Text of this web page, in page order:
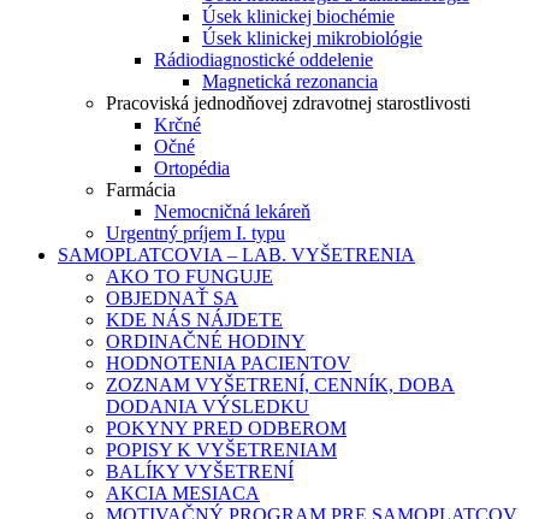
Úsek klinickej biochémie
Úsek klinickej mikrobiológie
Rádiodiagnostické oddelenie
Magnetická rezonancia
Pracoviská jednodňovej zdravotnej starostlivosti
Krčné
Očné
Ortopédia
Farmácia
Nemocničná lekáreň
Urgentný príjem I. typu
SAMOPLATCOVIA – LAB. VYŠETRENIA
AKO TO FUNGUJE
OBJEDNAŤ SA
KDE NÁS NÁJDETE
ORDINAČNÉ HODINY
HODNOTENIA PACIENTOV
ZOZNAM VYŠETRENÍ, CENNÍK, DOBA
DODANIA VÝSLEDKU
POKYNY PRED ODBEROM
POPISY K VYŠETRENIAM
BALÍKY VYŠETRENÍ
AKCIA MESIACA
MOTIVAČNÝ PROGRAM PRE SAMOPLATCOV